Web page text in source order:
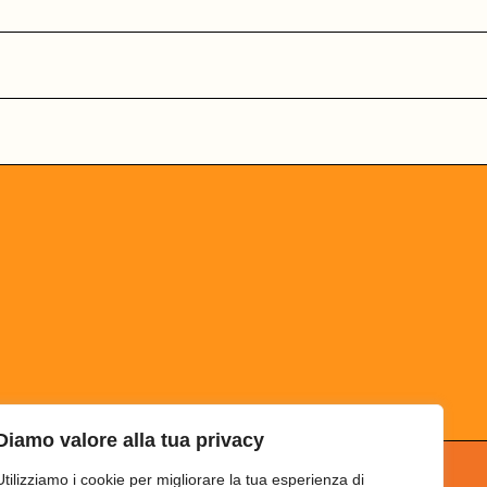
valore alla tua privacy
i cookie per migliorare la tua esperienza di